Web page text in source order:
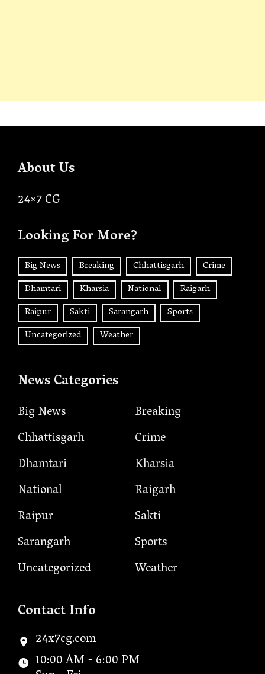
About Us
24×7 CG
Looking For More?
Big News Breaking Chhattisgarh
Crime
Dhamtari
Kharsia National
Raigarh
Raipur
Sakti Sarangarh
Sports
Uncategorized
Weather
News Categories
Big News
Breaking
Chhattisgarh
Crime
Dhamtari
Kharsia
National
Raigarh
Raipur
Sakti
Sarangarh
Sports
Uncategorized
Weather
Contact Info
24x7cg.com
10:00 AM - 6:00 PM